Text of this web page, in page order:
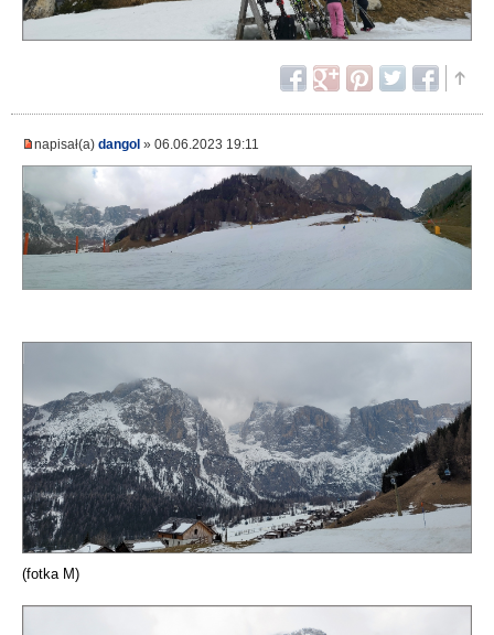
napisał(a) dangol » 06.06.2023 19:11
(fotka M)